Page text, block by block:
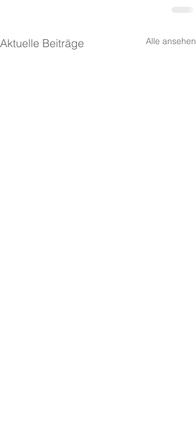
Aktuelle Beiträge Alle ansehen